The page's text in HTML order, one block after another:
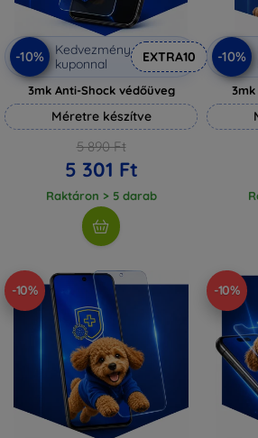
-10%
Kedvezmény
kuponnal
EXTRA10
3mk Anti-Shock védőüveg
Méretre készítve
5 890 Ft
5 301 Ft
Raktáron > 5 darab
-10%
-10% -10%